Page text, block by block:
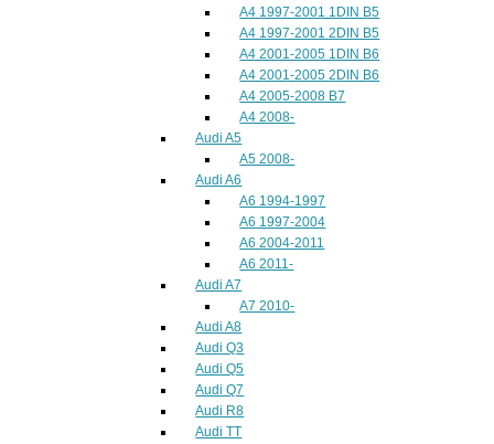
A4 1997-2001 1DIN B5
A4 1997-2001 2DIN B5
A4 2001-2005 1DIN B6
A4 2001-2005 2DIN B6
A4 2005-2008 B7
A4 2008-
Audi A5
A5 2008-
Audi A6
A6 1994-1997
A6 1997-2004
A6 2004-2011
A6 2011-
Audi A7
A7 2010-
Audi A8
Audi Q3
Audi Q5
Audi Q7
Audi R8
Audi TT